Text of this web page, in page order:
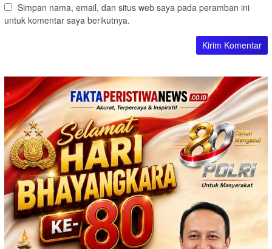
Simpan nama, email, dan situs web saya pada peramban ini
untuk komentar saya berikutnya.